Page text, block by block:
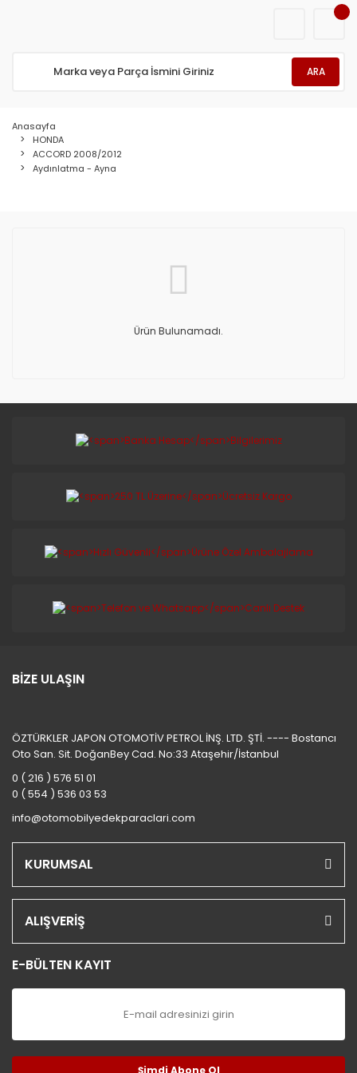
ARA
Anasayfa
HONDA
ACCORD 2008/2012
Aydınlatma - Ayna
Ürün Bulunamadı.
BİZE ULAŞIN
ÖZTÜRKLER JAPON OTOMOTİV PETROL İNŞ. LTD. ŞTİ. ---- Bostancı
Oto San. Sit. DoğanBey Cad. No:33 Ataşehir/İstanbul
0 ( 216 ) 576 51 01
0 ( 554 ) 536 03 53
info@otomobilyedekparaclari.com
KURUMSAL
ALIŞVERİŞ
E-BÜLTEN KAYIT
Şimdi Abone Ol